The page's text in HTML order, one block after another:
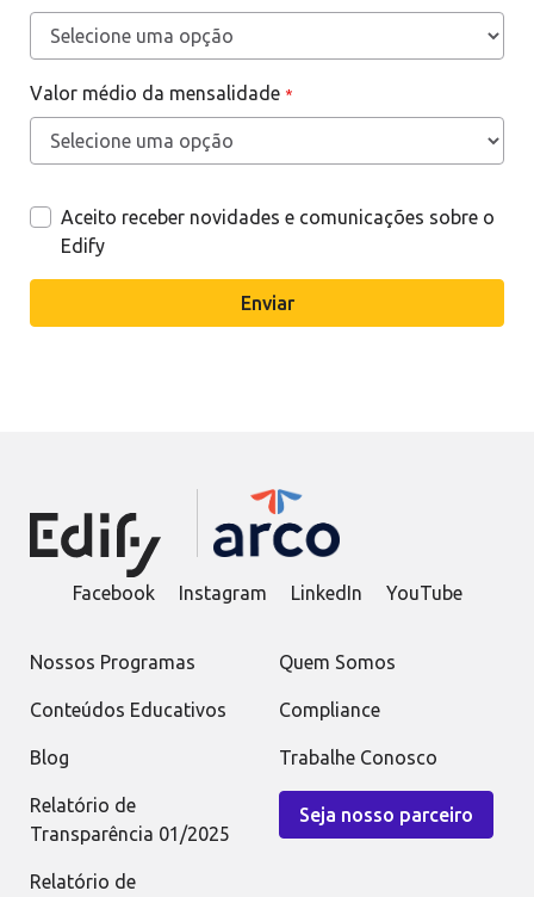
Valor médio da mensalidade *
Aceito receber novidades e comunicações sobre o
Edify
Enviar
Facebook Instagram LinkedIn YouTube
Nossos Programas
Conteúdos Educativos
Blog
Relatório de
Transparência 01/2025
Relatório de
Quem Somos
Compliance
Trabalhe Conosco
Seja nosso parceiro